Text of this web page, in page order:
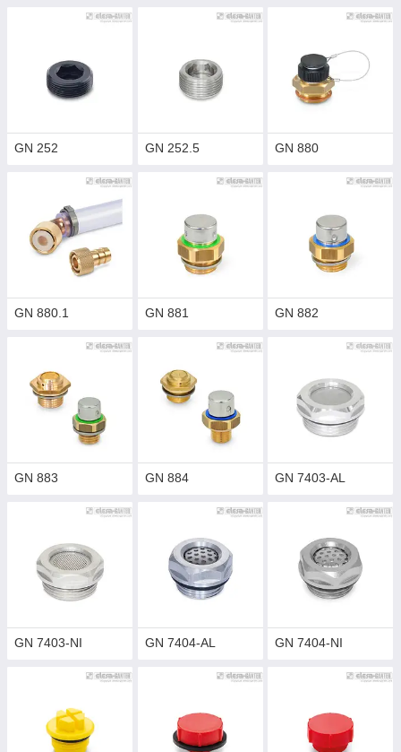
GN 252 GN 252.5 GN 880
GN 880.1 GN 881 GN 882
GN 883 GN 884 GN 7403-AL
GN 7403-NI GN 7404-AL GN 7404-NI